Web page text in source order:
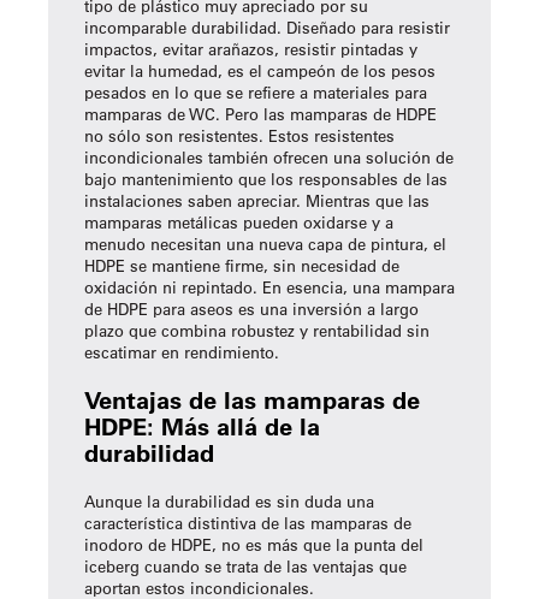
tipo de plástico muy apreciado por su
incomparable durabilidad. Diseñado para resistir
impactos, evitar arañazos, resistir pintadas y
evitar la humedad, es el campeón de los pesos
pesados en lo que se refiere a materiales para
mamparas de WC. Pero las mamparas de HDPE
no sólo son resistentes. Estos resistentes
incondicionales también ofrecen una solución de
bajo mantenimiento que los responsables de las
instalaciones saben apreciar. Mientras que las
mamparas metálicas pueden oxidarse y a
menudo necesitan una nueva capa de pintura, el
HDPE se mantiene firme, sin necesidad de
oxidación ni repintado. En esencia, una mampara
de HDPE para aseos es una inversión a largo
plazo que combina robustez y rentabilidad sin
escatimar en rendimiento.
Ventajas de las mamparas de
HDPE: Más allá de la
durabilidad
Aunque la durabilidad es sin duda una
característica distintiva de las mamparas de
inodoro de HDPE, no es más que la punta del
iceberg cuando se trata de las ventajas que
aportan estos incondicionales.